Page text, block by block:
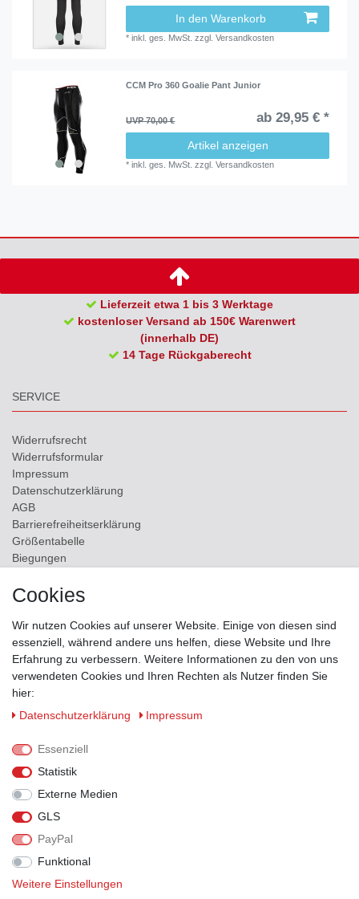
In den Warenkorb
*inkl. ges. MwSt. zzgl.Versandkosten
CCM Pro 360 Goalie Pant Junior
UVP 70,00 € ab 29,95 € *
Artikel anzeigen
*inkl. ges. MwSt. zzgl.Versandkosten
Lieferzeit etwa 1 bis 3 Werktage
kostenloser Versand ab 150€ Warenwert
(innerhalb DE)
14 Tage Rückgaberecht
SERVICE
Widerrufs­recht
Widerrufs­formular
Impressum
Daten­schutz­erklärung
AGB
Barrierefreiheitserklärung
Größentabelle
Biegungen
Kontakt
ZAHLUNGSMÖGLICHKEITEN
VERSANDPARTNER
Cookies
Wir nutzen Cookies auf unserer Website. Einige von diesen sind
essenziell, während andere uns helfen, diese Website und Ihre
Erfahrung zu verbessern. Weitere Informationen zu den von uns
verwendeten Cookies und Ihren Rechten als Nutzer finden Sie
hier:
Daten­schutz­erklärung
Impressum
Essenziell
Statistik
Externe Medien
GLS
PayPal
Funktional
Weitere Einstellungen